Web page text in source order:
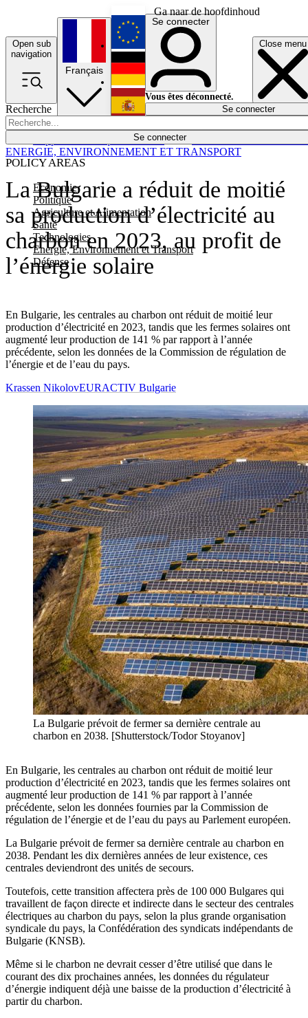
Ga naar de hoofdinhoud
Open sub
navigation
Close menu
Recherche
Se connecter
POLICY AREAS
Economie
Politique
Agriculture et Alimentation
Santé
Technologies
Energie, Environnement et Transport
Défense
Économie
Français
English
Deutsch
Español
Se connecter
Vous êtes déconnecté.
Se connecter
La Bulgarie a réduit de moitié
sa production d’électricité au
charbon en 2023, au profit de
l’énergie solaire
En Bulgarie, les centrales au charbon ont réduit de moitié leur
production d’électricité en 2023, tandis que les fermes solaires ont
augmenté leur production de 141 % par rapport à l’année
précédente, selon les données de la Commission de régulation de
l’énergie et de l’eau du pays.
ENERGIE, ENVIRONNEMENT ET TRANSPORT
Krassen NikolovEURACTIV Bulgarie
La Bulgarie prévoit de fermer sa dernière centrale au
charbon en 2038. [Shutterstock/Todor Stoyanov]
En Bulgarie, les centrales au charbon ont réduit de moitié leur
production d’électricité en 2023, tandis que les fermes solaires ont
augmenté leur production de 141 % par rapport à l’année
précédente, selon les données fournies par la Commission de
régulation de l’énergie et de l’eau du pays au Parlement européen.
La Bulgarie prévoit de fermer sa dernière centrale au charbon en
2038. Pendant les dix dernières années de leur existence, ces
centrales deviendront des unités de secours.
Toutefois, cette transition affectera près de 100 000 Bulgares qui
travaillent de façon directe et indirecte dans le secteur des centrales
électriques au charbon du pays, selon la plus grande organisation
syndicale du pays, la Confédération des syndicats indépendants de
Bulgarie (KNSB).
Même si le charbon ne devrait cesser d’être utilisé que dans le
courant des dix prochaines années, les données du régulateur
d’énergie indiquent déjà une baisse de la production d’électricité à
partir du charbon.